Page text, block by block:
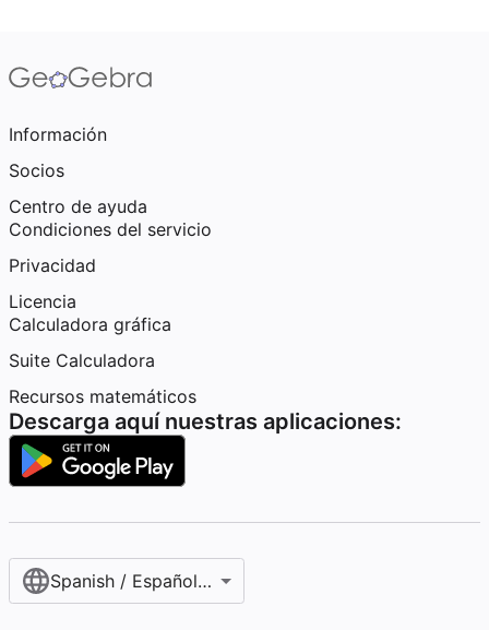
Información
Socios
Centro de ayuda
Condiciones del servicio
Privacidad
Licencia
Calculadora gráfica
Suite Calculadora
Recursos matemáticos
Descarga aquí nuestras aplicaciones:
Spanish / Español (internacional)